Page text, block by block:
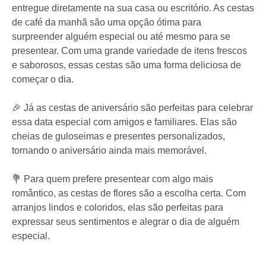
entregue diretamente na sua casa ou escritório. As cestas
de café da manhã são uma opção ótima para
surpreender alguém especial ou até mesmo para se
presentear. Com uma grande variedade de itens frescos
e saborosos, essas cestas são uma forma deliciosa de
começar o dia.
🎉 Já as cestas de aniversário são perfeitas para celebrar
essa data especial com amigos e familiares. Elas são
cheias de guloseimas e presentes personalizados,
tornando o aniversário ainda mais memorável.
💐 Para quem prefere presentear com algo mais
romântico, as cestas de flores são a escolha certa. Com
arranjos lindos e coloridos, elas são perfeitas para
expressar seus sentimentos e alegrar o dia de alguém
especial.